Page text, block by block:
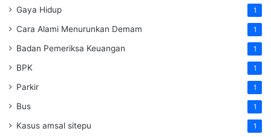
Gaya Hidup 1
Cara Alami Menurunkan Demam 1
Badan Pemeriksa Keuangan 1
BPK 1
Parkir 1
Bus 1
Kasus amsal sitepu 1